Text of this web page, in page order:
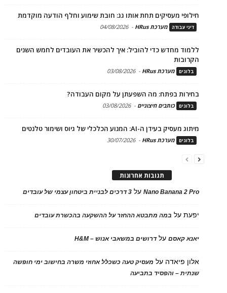
חילופי מעסיקים תחת אותו גג: חובת שימוע וחלף הודעה מוקדמת
דיני עבודה מערכת HRus -
04/08/2026
ללמוד מחדש כדי להוביל: איך להכשיר את העובדים לחמש השנים
הקרובות
בלוגים מערכת HRus -
03/08/2026
בחירות בפתח: מה השפעתן על מקום העבודה?
בלוגים כותבים חיצוניים -
03/08/2026
מיתוג מעסיק בעידן ה-AI: המנוע הכלכלי של גיוס ושימור טלנטים
בלוגים מערכת HRus -
30/07/2026
תגובות אחרונות
Nano Banana 2 Proעל 3 דרכים לבניית ביטחון עצמי של עובדים
יפעתעל במה מתבטא ההחזר על ההשקעה בהכשרת עובדים
יאנא קאסםעלדרושים במשאבי אנוש – H&M
אלון פיאדה על מעסיק טעה כשכלל אחוזי משרה בחישוב ימי חופשה
שנתית – והפסיד בתביעה